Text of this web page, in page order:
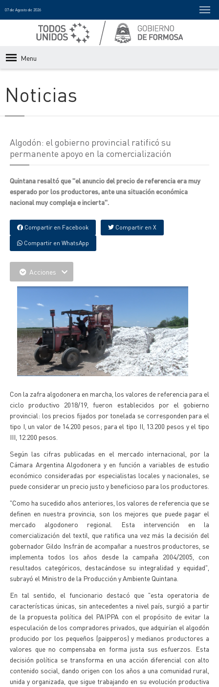
07 de Agosto de 2026
Menu
Noticias
Algodón: el gobierno provincial ratificó su
permanente apoyo en la comercialización
Quintana resaltó que "el anuncio del precio de referencia era muy
esperado por los productores, ante una situación económica
nacional muy compleja e incierta".
Compartir en Facebook Compartir en X
Compartir en WhatsApp
Acciones
Con la zafra algodonera en marcha, los valores de referencia para el
ciclo productivo 2018/19, fueron establecidos por el gobierno
provincial: los precios fijados por tonelada se corresponden para el
tipo I, un valor de 14.200 pesos; para el tipo II, 13.200 pesos y el tipo
III, 12.200 pesos.
Según las cifras publicadas en el mercado internacional, por la
Cámara Argentina Algodonera y en función a variables de estudio
económico consideradas por especialistas locales y nacionales, se
puede considerar un precio justo y beneficioso para los productores.
"Como ha sucedido años anteriores, los valores de referencia que se
definen en nuestra provincia, son los mejores que puede pagar el
mercado algodonero regional. Esta intervención en la
comercialización del textil, que ratifica una vez más la decisión del
gobernador Gildo Insfrán de acompañar a nuestros productores, se
implementa todos los años desde la campaña 2004/2005, con
resultados categóricos, destacándose su integralidad y equidad",
subrayó el Ministro de la Producción y Ambiente Quintana.
En tal sentido, el funcionario destacó que "esta operatoria de
características únicas, sin antecedentes a nivel país, surgió a partir
de la propuesta política del PAIPPA con el propósito de evitar la
especulación de los compradores privados, que adquirían el algodón
producido por los pequeños (paipperos) y medianos productores a
valores que no compensaba en forma justa sus esfuerzos. Esta
decisión política se transforma en una acción diferencial con alto
contenido social, dando origen con los años a una comunidad rural,
unida y organizada, que sigue trabajando en su evolución productiva